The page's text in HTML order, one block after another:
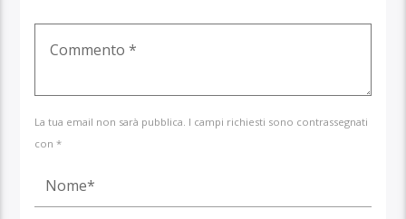
La tua email non sarà pubblica. I campi richiesti sono contrassegnati
con *